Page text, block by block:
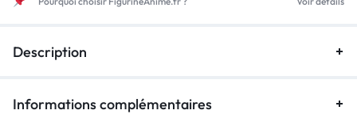
Description
Informations complémentaires